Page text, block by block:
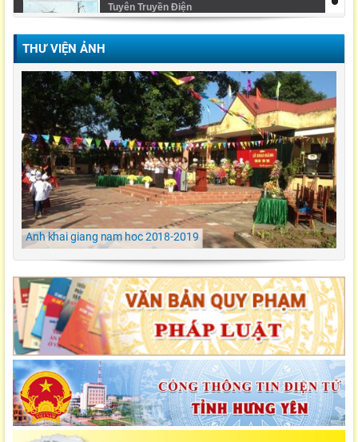
Tuyên Truyền Điện
Ngày hội ẩm thực/ TH Đông kết/ Khoái Châu/
Hưng Yên
LỄ KHAI GIẢNG NĂM HỌC 2021-2022 Tiểu
Học Đông Kết
THƯ VIỆN ẢNH
Anh khai giang nam hoc 2018-2019